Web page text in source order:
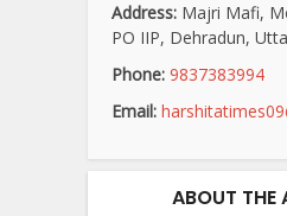
Address: Majri Mafi,
PO IIP, Dehradun,
Phone: 9837383994
Email:
ABOUT THE